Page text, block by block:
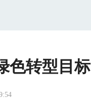
色转型目标